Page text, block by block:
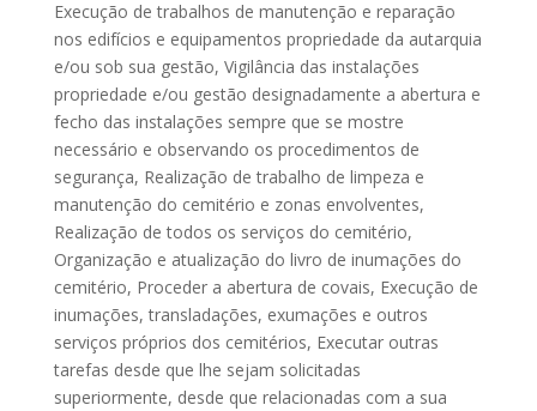
Execução de trabalhos de manutenção e reparação
nos edifícios e equipamentos propriedade da autarquia
e/ou sob sua gestão, Vigilância das instalações
propriedade e/ou gestão designadamente a abertura e
fecho das instalações sempre que se mostre
necessário e observando os procedimentos de
segurança, Realização de trabalho de limpeza e
manutenção do cemitério e zonas envolventes,
Realização de todos os serviços do cemitério,
Organização e atualização do livro de inumações do
cemitério, Proceder a abertura de covais, Execução de
inumações, transladações, exumações e outros
serviços próprios dos cemitérios, Executar outras
tarefas desde que lhe sejam solicitadas
superiormente, desde que relacionadas com a sua